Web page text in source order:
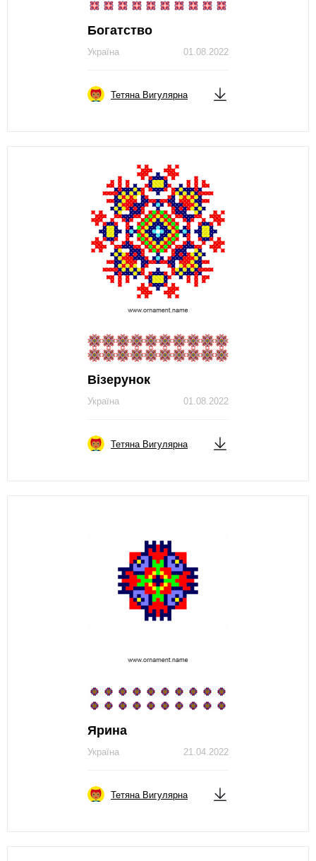
Богатство
01.08.2022
Україна
Тетяна Вигулярна
Візерунок
01.08.2022
Україна
Тетяна Вигулярна
Ярина
21.04.2022
Україна
Тетяна Вигулярна